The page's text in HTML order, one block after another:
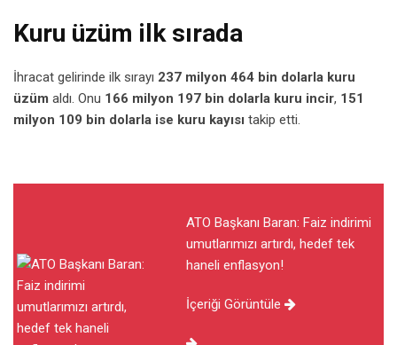
Kuru üzüm ilk sırada
İhracat gelirinde ilk sırayı 237 milyon 464 bin dolarla kuru
üzüm aldı. Onu 166 milyon 197 bin dolarla kuru incir, 151
milyon 109 bin dolarla ise kuru kayısı takip etti.
ATO Başkanı Baran: Faiz indirimi
umutlarımızı artırdı, hedef tek
haneli enflasyon!
İçeriği Görüntüle